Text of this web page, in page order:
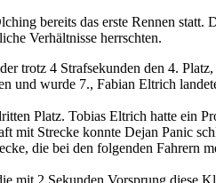
bereits das erste Rennen statt.
Verhältnisse herrschten.
trotz 4 Strafsekunden den 4.
und wurde 7., Fabian Eltrich
Platz. Tobias Eltrich hatte ein
mit Strecke konnte Dejan Panic
die bei den folgenden Fahrern
mit 2 Sekunden Vorsprung diese